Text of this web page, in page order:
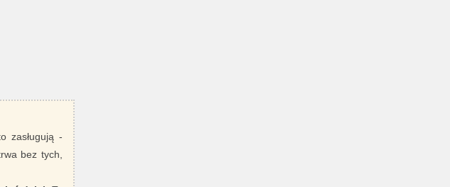
zasługują -
bez tych,